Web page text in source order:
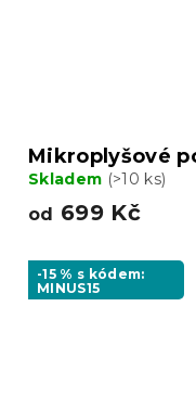
Mikroplyšové
Skladem (>10 ks)
od 699 Kč
-15 % s kódem:
MINUS15